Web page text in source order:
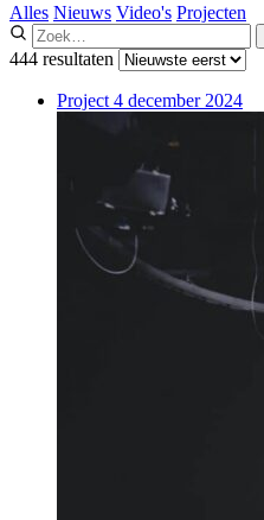
Alles Nieuws Video's Projecten
444 resultaten
Project 4 december 2024